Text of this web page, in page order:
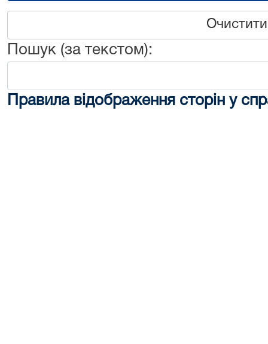
Очистити
Пошук (за текстом):
Правила відображення сторін у